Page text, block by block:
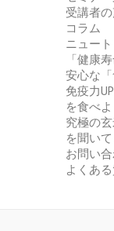
受講者
コラム
ニュー
「健康
安心な「
免疫力
を食べよ
究極の
を聞い
お問い
よくあ